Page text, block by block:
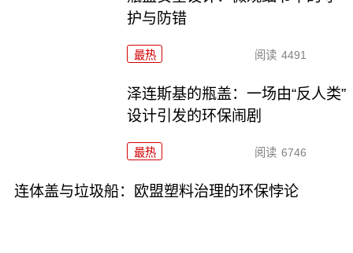
护与防错
最热 阅读 4491
泽连斯基的瓶盖：一场由“反人类”
设计引发的环保闹剧
最热 阅读 6746
连体盖与垃圾船：欧盟塑料治理的环保悖论